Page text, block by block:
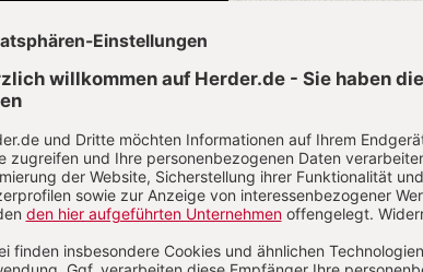
Abo testen